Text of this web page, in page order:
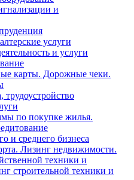
и
услуги
и услуги
карты. Дорожные чеки.
трудоустройство
по покупке жилья.
и среднего бизнеса
Лизинг недвижимости.
техники и
строительной техники и